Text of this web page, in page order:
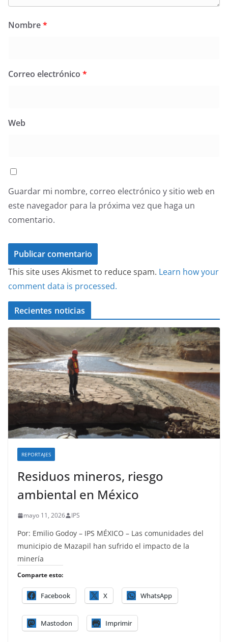
Nombre*
Correo electrónico *
Web
Guardar mi nombre, correo electrónico y sitio web en
este navegador para la próxima vez que haga un
comentario.
This site uses Akismet to reduce spam. Learn how your
comment data is processed.
Recientes noticias
REPORTAJES
Residuos mineros, riesgo
ambiental en México
mayo 11, 2026 IPS
Por: Emilio Godoy – IPS MÉXICO – Las comunidades del
municipio de Mazapil han sufrido el impacto de la
minería
Comparte esto:
Facebook X WhatsApp
Mastodon Imprimir